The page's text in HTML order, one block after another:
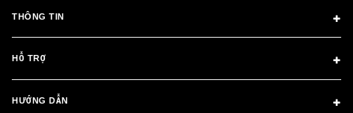
THÔNG TIN
HỖ TRỢ
HƯỚNG DẪN